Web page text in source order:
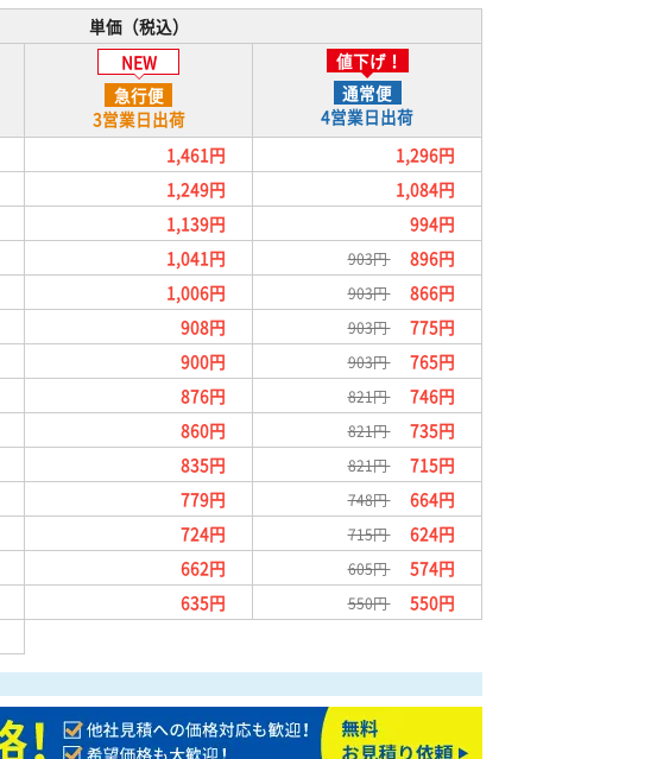
単価（税込）
NEW
急行便
3営業日出荷
値下げ！
通常便
4営業日出荷
1,461円
1,296円
1,249円
1,084円
1,139円
994円
1,041円 903円
896円
1,006円 903円
866円
908円 903円
775円
900円 903円
765円
876円 821円
746円
860円 821円
735円
835円 821円
715円
779円 748円
664円
724円 715円
624円
662円 605円
574円
635円 550円
550円